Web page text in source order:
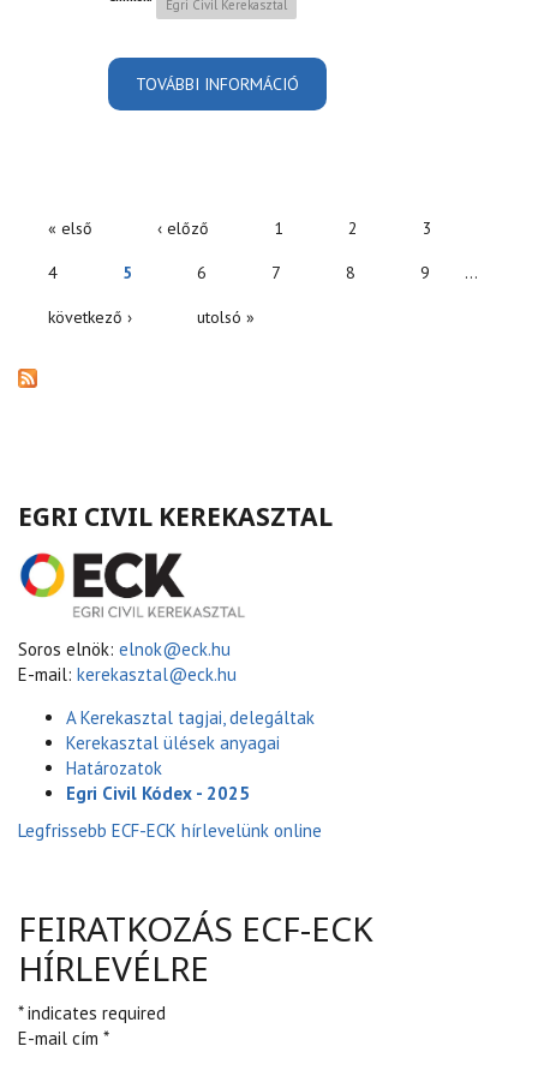
Egri Civil Kerekasztal
TOVÁBBI INFORMÁCIÓ
OLDALAK
« első ‹ előző 1 2 3
4 5 6 7 8 9 …
következő › utolsó »
EGRI CIVIL KEREKASZTAL
Soros elnök: elnok@eck.hu
E-mail: kerekasztal@eck.hu
A Kerekasztal tagjai, delegáltak
Kerekasztal ülések anyagai
Határozatok
Egri Civil Kódex - 2025
Legfrissebb ECF-ECK hírlevelünk online
FEIRATKOZÁS ECF-ECK
HÍRLEVÉLRE
* indicates required
E-mail cím *